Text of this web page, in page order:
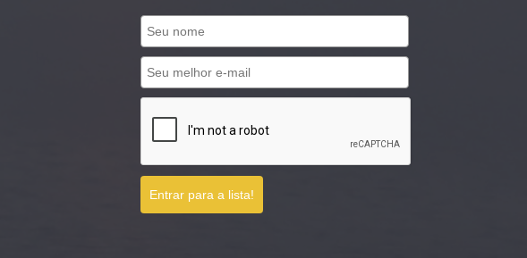
Entrar para a lista!